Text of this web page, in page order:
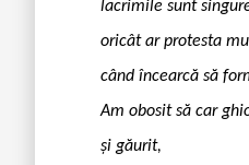
lacrimile sunt
oricât ar protesta
când încearcă să
Am obosit să car
și găurit,